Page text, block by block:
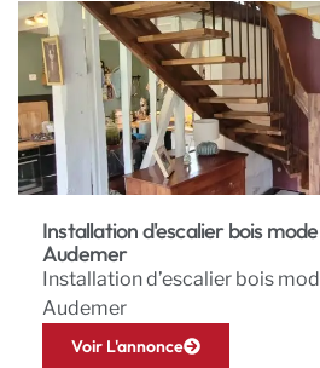
Installation d'escalier bois
Audemer
Installation d’escalier bois
Audemer
Voir L'annonce